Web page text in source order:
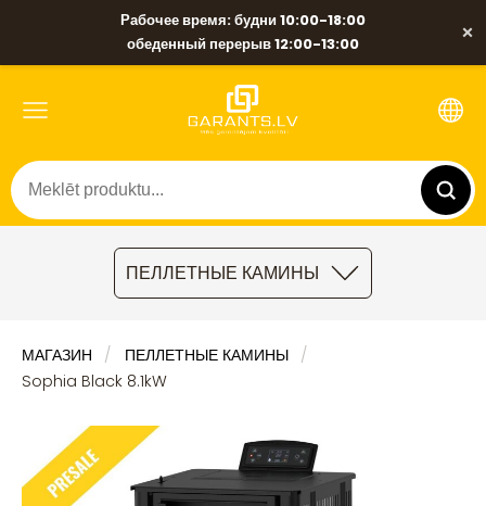
Рабочее время: будни 10:00-18:00
обеденный перерыв 12:00-13:00
×
ПЕЛЛЕТНЫЕ КАМИНЫ
МАГАЗИН
ПЕЛЛЕТНЫЕ КАМИНЫ
Sophia Black 8.1kW